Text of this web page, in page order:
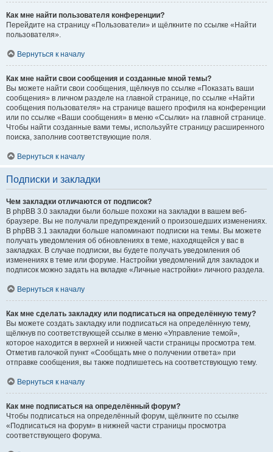
Как мне найти пользователя конференции?
Перейдите на страницу «Пользователи» и щёлкните по ссылке «Найти
пользователя».
Вернуться к началу
Как мне найти свои сообщения и созданные мной темы?
Вы можете найти свои сообщения, щёлкнув по ссылке «Показать ваши
сообщения» в личном разделе на главной странице, по ссылке «Найти
сообщения пользователя» на странице вашего профиля на конференции
или по ссылке «Ваши сообщения» в меню «Ссылки» на главной странице.
Чтобы найти созданные вами темы, используйте страницу расширенного
поиска, заполнив соответствующие поля.
Вернуться к началу
Подписки и закладки
Чем закладки отличаются от подписок?
В phpBB 3.0 закладки были больше похожи на закладки в вашем веб-
браузере. Вы не получали предупреждений о произошедших изменениях.
В phpBB 3.1 закладки больше напоминают подписки на темы. Вы можете
получать уведомления об обновлениях в теме, находящейся у вас в
закладках. В случае подписки, вы будете получать уведомления об
изменениях в теме или форуме. Настройки уведомлений для закладок и
подписок можно задать на вкладке «Личные настройки» личного раздела.
Вернуться к началу
Как мне сделать закладку или подписаться на определённую тему?
Вы можете создать закладку или подписаться на определённую тему,
щёлкнув по соответствующей ссылке в меню «Управление темой»,
которое находится в верхней и нижней части страницы просмотра тем.
Отметив галочкой пункт «Сообщать мне о получении ответа» при
отправке сообщения, вы также подпишетесь на соответствующую тему.
Вернуться к началу
Как мне подписаться на определённый форум?
Чтобы подписаться на определённый форум, щёлкните по ссылке
«Подписаться на форум» в нижней части страницы просмотра
соответствующего форума.